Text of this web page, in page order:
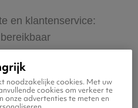
en klantenservice:
en betalen
of huurauto voor
noodzakelijke cookies. Met uw
cookies om verkeer te
onze advertenties te meten en